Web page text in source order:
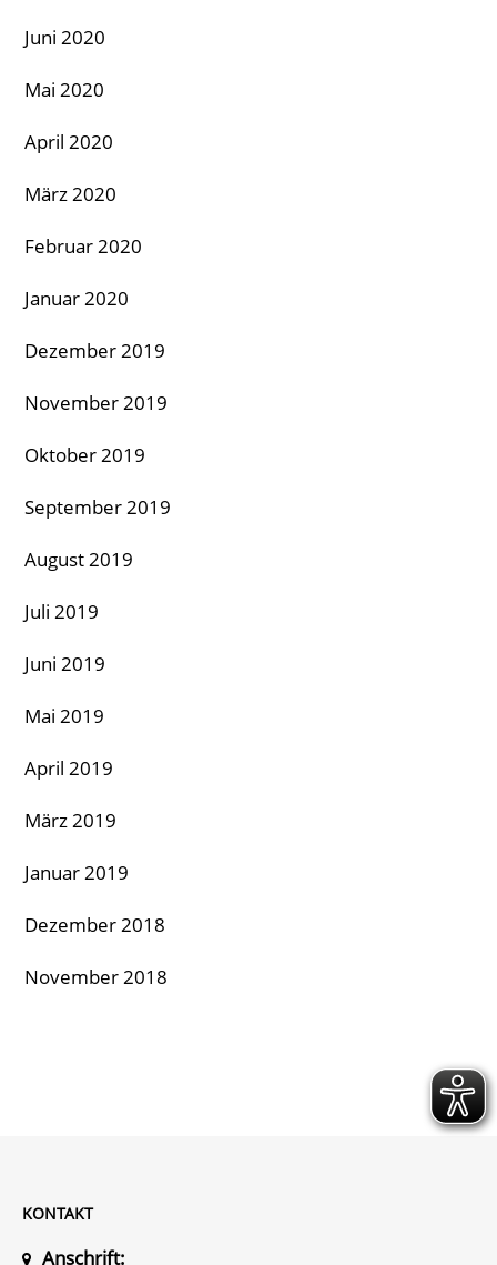
Juni 2020
Mai 2020
April 2020
März 2020
Februar 2020
Januar 2020
Dezember 2019
November 2019
Oktober 2019
September 2019
August 2019
Juli 2019
Juni 2019
Mai 2019
April 2019
März 2019
Januar 2019
Dezember 2018
November 2018
KONTAKT
Anschrift: